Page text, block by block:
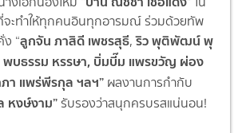
ะทำให้ทุกคนอินทุกอารมณ์ ร่วมด้วยทัพ
ง “ลูกจันภาสิดี เพชรสุธี,ริวพุติพัฒน์ พุ
พบธรรม หรรษา,บิ่มบี๊ม แพรขวัญ ผ่อง
า แพร่พีรกุลฯลฯ” ผลงานการกำกับ
หงษ์งาม”รับรองว่าสนุกครบรสแน่นอน!